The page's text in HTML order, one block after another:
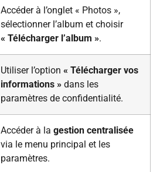
Accéder à l’onglet « Photos »,
sélectionner l’album et choisir
« Télécharger l’album ».
Utiliser l’option « Télécharger vos
informations » dans les
paramètres de confidentialité.
Accéder à la gestion centralisée
via le menu principal et les
paramètres.